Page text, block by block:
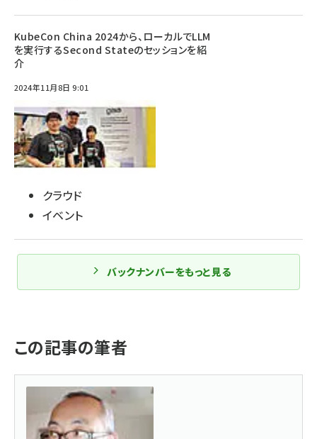
KubeCon China 2024から、ローカルでLLM
を実行するSecond Stateのセッションを紹
介
2024年11月8日 9:01
クラウド
イベント
バックナンバーをもっと見る
この記事の筆者